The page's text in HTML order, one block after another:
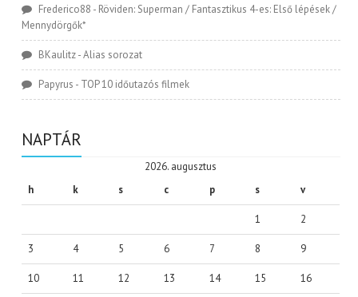
Frederico88 - Röviden: Superman / Fantasztikus 4-es: Első lépések /
Mennydörgők*
BKaulitz-Alias sorozat
Papyrus - TOP 10 időutazós filmek
NAPTÁR
2026. augusztus
h
k s c p s v
1 2
3 4 5 6 7 8 9
10 11 12 13 14 15 16